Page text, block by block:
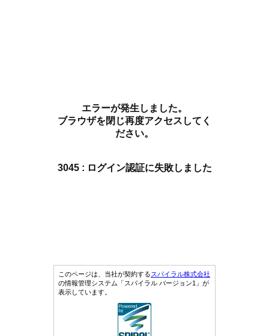
エラーが発生しました。
ブラウザを閉じ再度アクセスしてく
ださい。
3045 : ログイン認証に失敗しました
このページは、当社が契約するスパイラル株式会社
の情報管理システム「スパイラル バージョン1」が
表示しています。